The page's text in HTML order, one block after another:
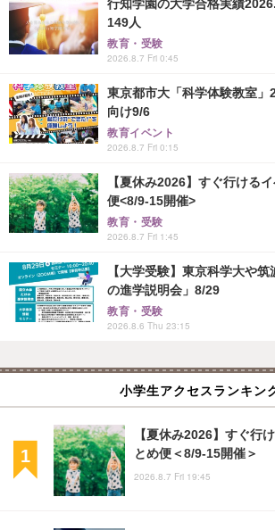
行知学園の大学合格実績
149人
教育・受験
2026.8.7 Fri 0:45
東京都市大「科学体験教室」
向け9/6
教育イベント
2026.8.7 Fri 0:15
【夏休み2026】すぐ行ける
便<8/9-15開催>
教育・受験
2026.8.7 Fri 1:45
【大学受験】東京科学大や
の進学説明会」8/29
教育・受験
2026.8.6 Thu 23:15
小学生アクセスランキン
【夏休み2026】すぐ行
とめ便＜8/9-15開催＞
2026.8.7 Fri 19:45